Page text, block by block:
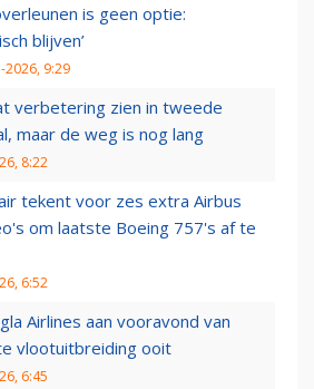
is geen optie:
blijven’
2026, 9:29
verbetering zien in tweede
maar de weg is nog lang
8:22
tekent voor zes extra Airbus
om laatste Boeing 757's af te
6:52
Airlines aan vooravond van
vlootuitbreiding ooit
6:45